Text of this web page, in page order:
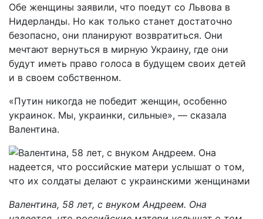
Обе женщины заявили, что поедут со Львова в
Нидерланды. Но как только станет достаточно
безопасно, они планируют возвратиться. Они
мечтают вернуться в мирную Украину, где они
будут иметь право голоса в будущем своих детей
и в своем собственном.
«Путин никогда не победит женщин, особенно
украинок. Мы, украинки, сильные», — сказала
Валентина.
Валентина, 58 лет, с внуком Андреем. Она